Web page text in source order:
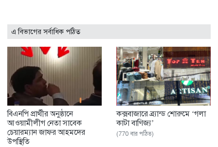
এ বিভাগের সর্বাধিক পঠিত
বিএনপি প্রার্থীর অনুষ্ঠানে
আওয়ামীলীগ নেতা সাবেক
চেয়ারম্যান জাফর আহমদের
উপস্থিতি
কক্সবাজারে ব্র্যান্ড শোরুমে ‘গলা
কাটা বাণিজ্য’
(770 বার পঠিত)